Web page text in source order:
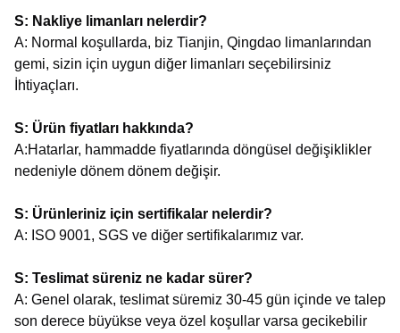
S: Nakliye limanları nelerdir?
A: Normal koşullarda, biz Tianjin, Qingdao limanlarından
gemi, sizin için uygun diğer limanları seçebilirsiniz
İhtiyaçları.
S: Ürün fiyatları hakkında?
A:Hatarlar, hammadde fiyatlarında döngüsel değişiklikler
nedeniyle dönem dönem değişir.
S: Ürünleriniz için sertifikalar nelerdir?
A: ISO 9001, SGS ve diğer sertifikalarımız var.
S: Teslimat süreniz ne kadar sürer?
A: Genel olarak, teslimat süremiz 30-45 gün içinde ve talep
son derece büyükse veya özel koşullar varsa gecikebilir